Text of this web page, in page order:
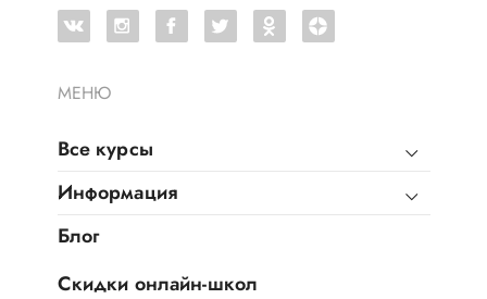
МЕНЮ
Все курсы
Информация
Блог
Скидки онлайн-школ